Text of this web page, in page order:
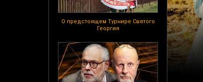
О предстоящем Турнире Святого
Георгия